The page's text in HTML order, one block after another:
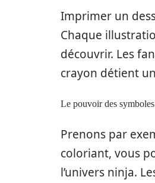
Imprimer un
Chaque
découvrir. Les
crayon détient
Le pouvoir des
Prenons par
coloriant, vous
l’univers ninja.